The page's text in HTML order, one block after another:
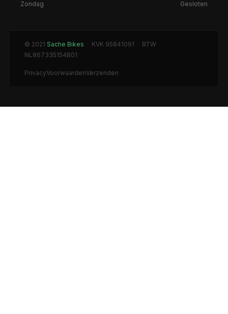
Zondag Gesloten
© 2021 Sache Bikes · KVK 95841091 · BTW
NL867335154B01
PrivacyVoorwaardenVerzenden